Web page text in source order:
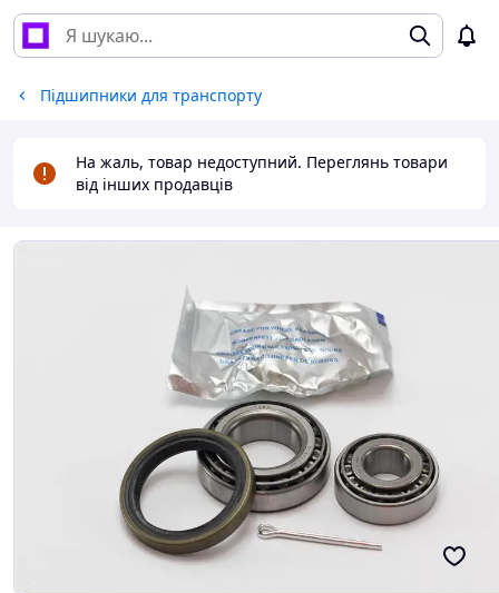
Підшипники для транспорту
На жаль, товар недоступний. Переглянь товари
від інших продавців